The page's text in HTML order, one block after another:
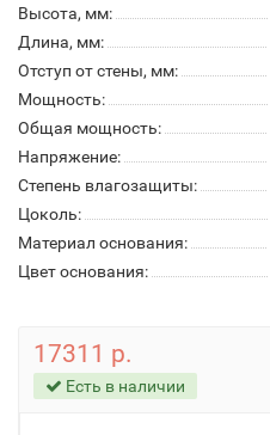
Высота, мм:
Длина, мм:
Отступ от стены, мм:
Мощность:
Общая мощность:
Напряжение:
Степень влагозащиты:
Цоколь:
Материал основания:
Цвет основания:
17311 р.
Есть в наличии